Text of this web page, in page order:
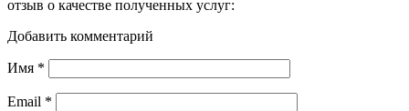
отзыв о качестве полученных услуг:
Добавить комментарий
Имя *
Email *